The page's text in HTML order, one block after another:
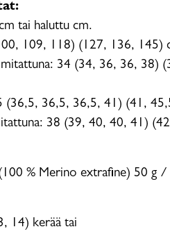
tai haluttu cm.
109, 118) (127, 136, 145)
mitattuna: 34 (34, 36, 36, 38)
(36,5, 36,5, 36,5, 41) (41,
38 (39, 40, 40, 41)
% Merino extrafine) 50 g
14) kerää tai